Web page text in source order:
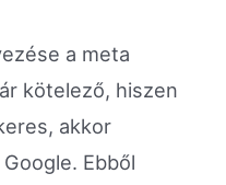
a meta
kötelező, hiszen
akkor
Ebből